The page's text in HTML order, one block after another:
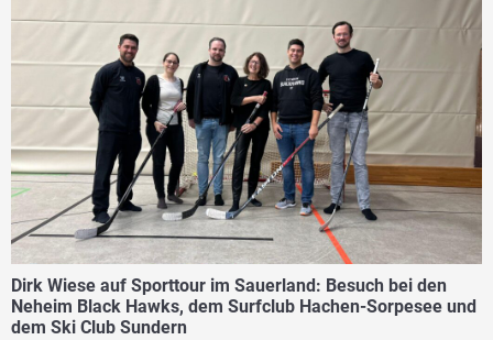
Dirk Wiese auf Sporttour im Sauerland: Besuch bei den
Neheim Black Hawks, dem Surfclub Hachen-Sorpesee und
dem Ski Club Sundern